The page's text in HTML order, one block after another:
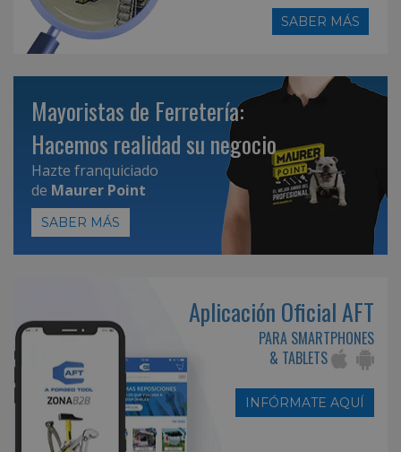
SABER MÁS
Mayoristas de Ferretería:
Hacemos realidad su negocio
Hazte franquiciado
de Maurer Point
SABER MÁS
Aplicación Oficial AFT
PARA SMARTPHONES
& TABLETS
INFÓRMATE AQUÍ